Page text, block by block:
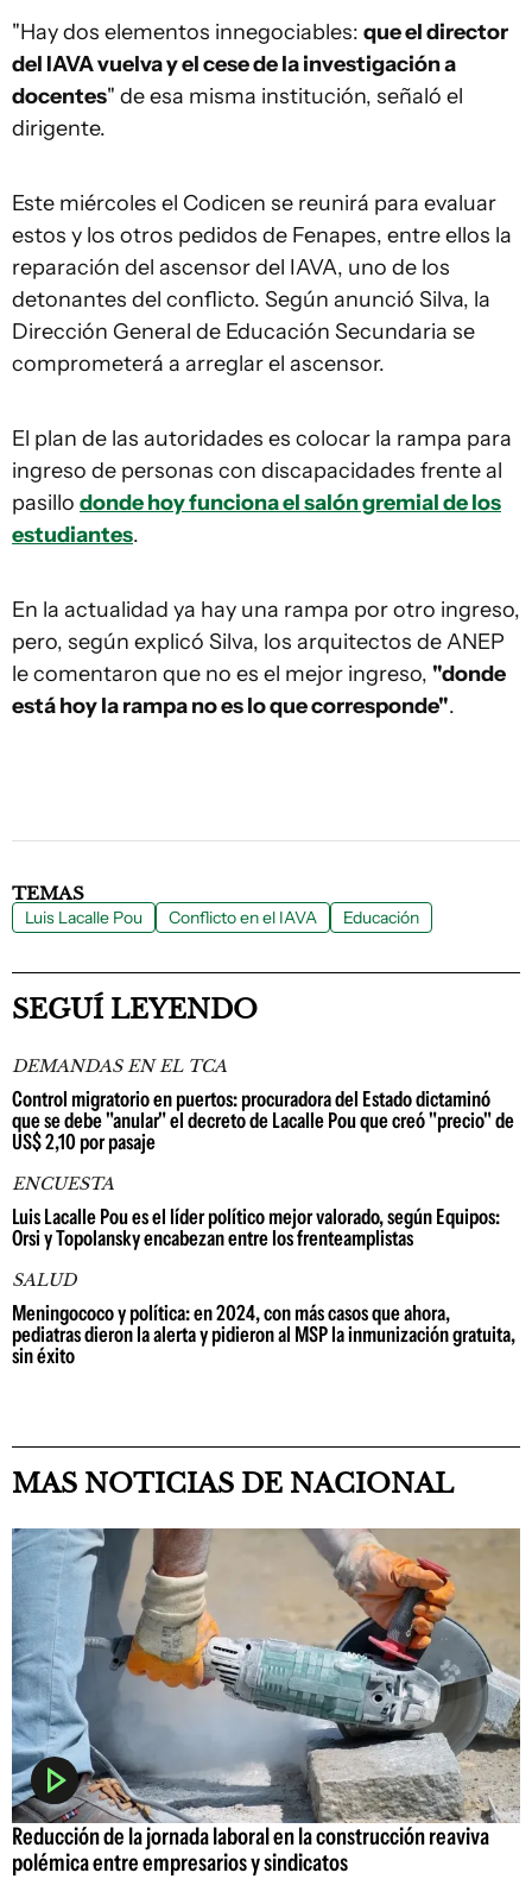
"Hay dos elementos innegociables: que el director
del IAVA vuelva y el cese de la investigación a
docentes" de esa misma institución, señaló el
dirigente.
Este miércoles el Codicen se reunirá para evaluar
estos y los otros pedidos de Fenapes, entre ellos la
reparación del ascensor del IAVA, uno de los
detonantes del conflicto. Según anunció Silva, la
Dirección General de Educación Secundaria se
comprometerá a arreglar el ascensor.
El plan de las autoridades es colocar la rampa para
ingreso de personas con discapacidades frente al
pasillo donde hoy funciona el salón gremial de los
estudiantes.
En la actualidad ya hay una rampa por otro ingreso,
pero, según explicó Silva, los arquitectos de ANEP
le comentaron que no es el mejor ingreso, "donde
está hoy la rampa no es lo que corresponde".
TEMAS
Luis Lacalle Pou Conflicto en el IAVA Educación
SEGUÍ LEYENDO
DEMANDAS EN EL TCA
Control migratorio en puertos: procuradora del Estado dictaminó
que se debe "anular" el decreto de Lacalle Pou que creó "precio" de
US$ 2,10 por pasaje
ENCUESTA
Luis Lacalle Pou es el líder político mejor valorado, según Equipos:
Orsi y Topolansky encabezan entre los frenteamplistas
SALUD
Meningococo y política: en 2024, con más casos que ahora,
pediatras dieron la alerta y pidieron al MSP la inmunización gratuita,
sin éxito
MAS NOTICIAS DE NACIONAL
Reducción de la jornada laboral en la construcción reaviva
polémica entre empresarios y sindicatos